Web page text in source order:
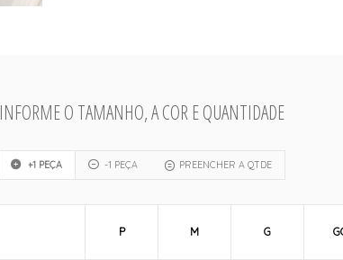
INFORME O TAMANHO, A COR E QUANTIDADE
+1 PEÇA -1 PEÇA PREENCHER A QTDE
P M G